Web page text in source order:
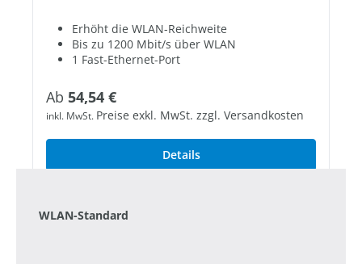
Erhöht die WLAN-Reichweite
Bis zu 1200 Mbit/s über WLAN
1 Fast-Ethernet-Port
Regulärer Preis:
Ab 54,54 €
inkl. MwSt. Preise exkl. MwSt. zzgl. Versandkosten
Details
WLAN-Standard